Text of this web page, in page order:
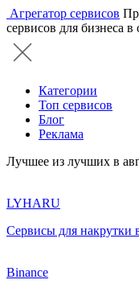
Агрегатор сервисов
сервисов для бизнеса
Категории
Топ сервисов
Блог
Реклама
Лучшее из лучших в
LYHARU
Сервисы для накрутки
Binance